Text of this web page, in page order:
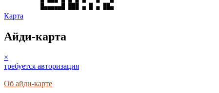
Карта
Айди-карта
×
требуется авторизация
Об айди-карте